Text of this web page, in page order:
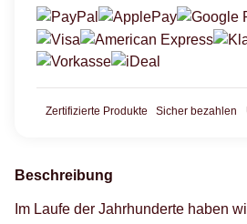
Zertifizierte Produkte Sicher bezahlen
Beschreibung
Im Laufe der Jahrhunderte haben